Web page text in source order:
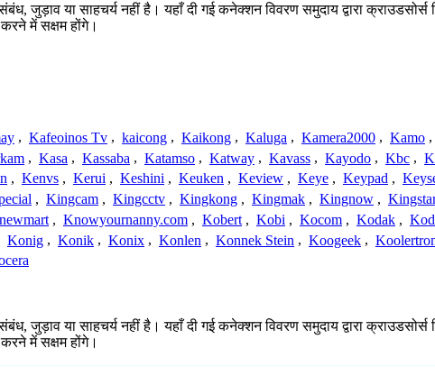
जुड़ाव या साहचर्य नहीं है। यहाँ दी गई कनेक्शन विवरण समुदाय द्वारा
में सक्षम होंगे।
, Kafeoinos Tv , kaicong , Kaikong , Kaluga , Kamera2000 , Kamo ,
, Kasa , Kassaba , Katamso , Katway , Kavass , Kayodo , Kbc ,
, Kenvs , Kerui , Keshini , Keuken , Keview , Keye , Keypad ,
, Kingcam , Kingcctv , Kingkong , Kingmak , Kingnow ,
, Knowyournanny.com , Kobert , Kobi , Kocom , Kodak ,
Konig , Konik , Konix , Konlen , Konnek Stein , Koogeek ,
जुड़ाव या साहचर्य नहीं है। यहाँ दी गई कनेक्शन विवरण समुदाय द्वारा
में सक्षम होंगे।